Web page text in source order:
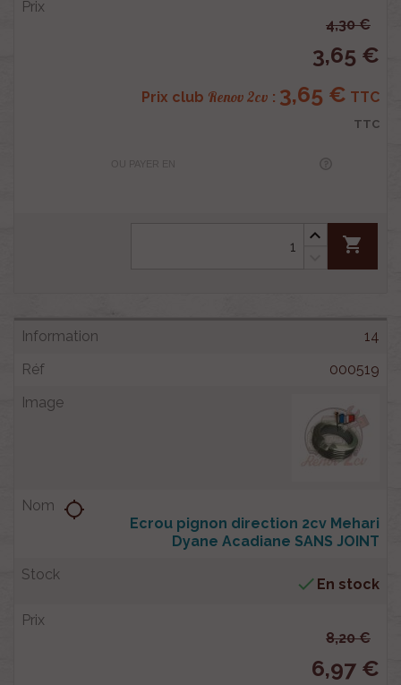
4,30 €
3,65 €
Prix club Renov 2cv : 3,65 € TTC
TTC
OU PAYER EN
shopping_cart
14
000519
Ecrou pignon direction 2cv Mehari
Dyane Acadiane SANS JOINT
location_searching
 En stock
8,20 €
6,97 €